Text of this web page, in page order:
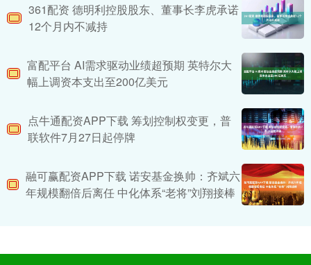
361配资 德明利控股股东、董事长李虎承诺
12个月内不减持
富配平台 AI需求驱动业绩超预期 英特尔大
幅上调资本支出至200亿美元
点牛通配资APP下载 筹划控制权变更，普
联软件7月27日起停牌
融可赢配资APP下载 诺安基金换帅：齐斌六
年规模翻倍后离任 中化体系“老将”刘翔接棒